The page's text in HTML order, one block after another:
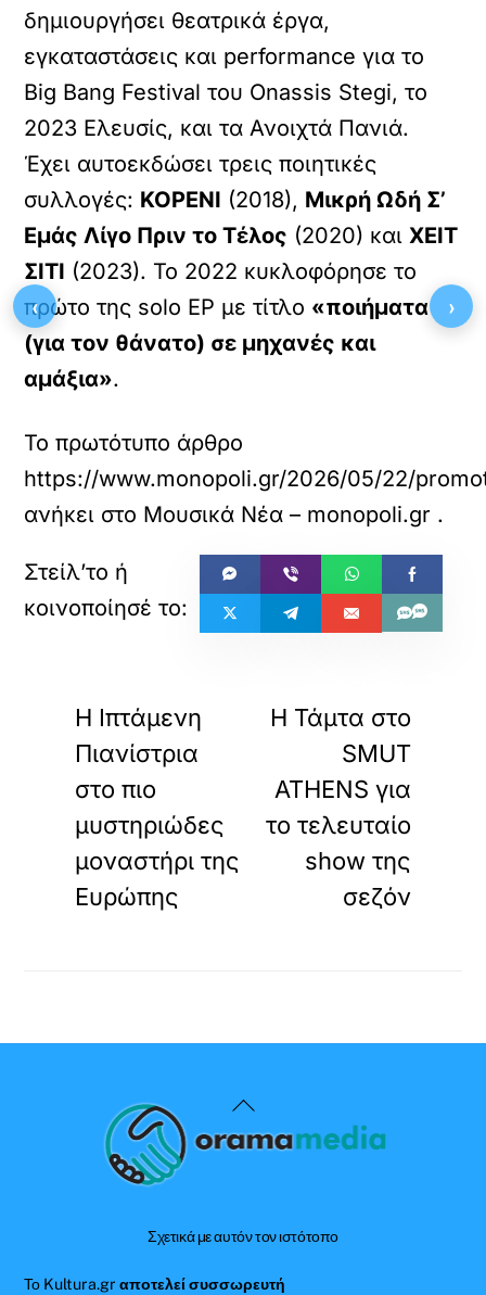
δημιουργήσει θεατρικά έργα,
εγκαταστάσεις και performance για το
Big Bang Festival του Onassis Stegi, το
2023 Ελευσίς, και τα Ανοιχτά Πανιά.
Έχει αυτοεκδώσει τρεις ποιητικές
συλλογές: ΚΟΡΕΝΙ (2018), Μικρή Ωδή Σ’
Εμάς Λίγο Πριν το Τέλος (2020) καιΧΕΙΤ
ΣΙΤΙ (2023). Το 2022 κυκλοφόρησε το
πρώτο της solo EP με τίτλο «ποιήματα
(για τον θάνατο) σε μηχανές και
αμάξια».
Το πρωτότυπο άρθρο
https://www.monopoli.gr/2026/05/22/
ανήκει στο Μουσικά Νέα – monopoli.gr .
Η Ιπτάμενη
Πιανίστρια
στο πιο
μυστηριώδες
μοναστήρι της
Ευρώπης
Η Τάμτα στο
SMUT
ATHENS για
το τελευταίο
show της
σεζόν
Back
To
Σχετικά με αυτόν τον ιστότοπο
Το Kultura.grαποτελεί συσσωρευτή
‹ ›